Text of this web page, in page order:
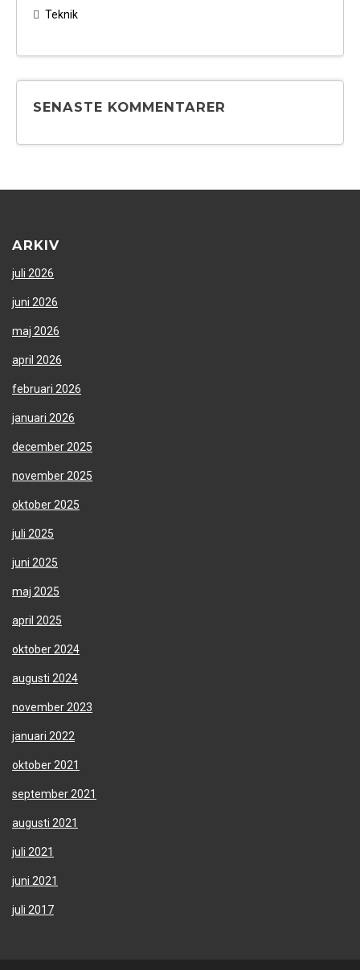
Teknik
SENASTE KOMMENTARER
ARKIV
juli 2026
juni 2026
maj 2026
april 2026
februari 2026
januari 2026
december 2025
november 2025
oktober 2025
juli 2025
juni 2025
maj 2025
april 2025
oktober 2024
augusti 2024
november 2023
januari 2022
oktober 2021
september 2021
augusti 2021
juli 2021
juni 2021
juli 2017